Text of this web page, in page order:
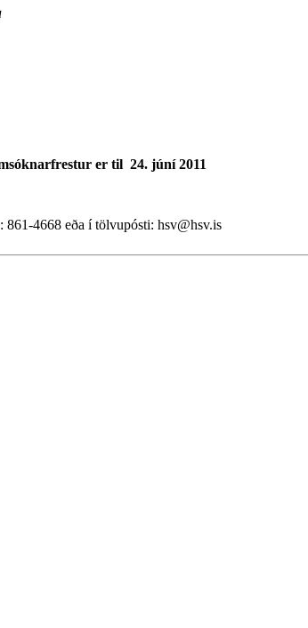
er til 24. júní 2011
861-4668 eða í tölvupósti: hsv@hsv.is